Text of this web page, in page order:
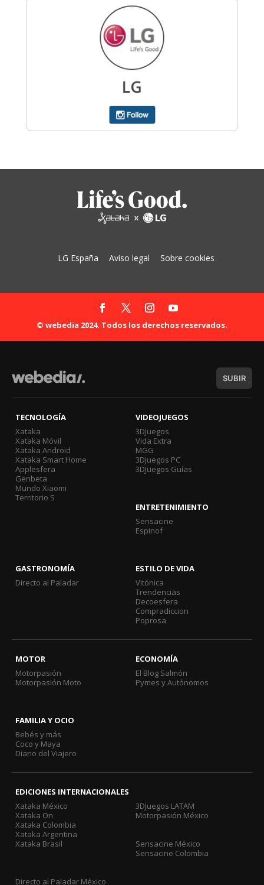
LG España Aviso legal Sobre cookies
© webedia 2024. Todos los derechos reservados.
SUBIR
TECNOLOGÍA
Xataka
Xataka Móvil
Xataka Android
Xataka Smart Home
Applesfera
Genbeta
Mundo Xiaomi
Territorio S
VIDEOJUEGOS
3DJuegos
Vida Extra
MGG
3DJuegos PC
3DJuegos Guías
ENTRETENIMIENTO
Sensacine
Espinof
GASTRONOMÍA
Directo al Paladar
ESTILO DE VIDA
Vitónica
Trendencias
Decoesfera
Compradiccion
Poprosa
MOTOR
Motorpasión
Motorpasión Moto
ECONOMÍA
El Blog Salmón
Pymes y Autónomos
FAMILIA Y OCIO
Bebés y más
Coco y Maya
Diario del Viajero
EDICIONES INTERNACIONALES
Xataka México
Xataka On
Xataka Colombia
Xataka Argentina
Xataka Brasil
3DJuegos LATAM
Motorpasión México
Sensacine México
Sensacine Colombia
Directo al Paladar México